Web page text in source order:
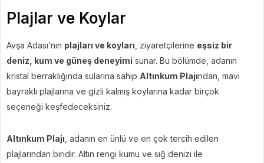
Plajlar ve Koylar
Avşa Adası’nın plajları ve koyları , ziyaretçilerine eşsiz bir
deniz, kum ve güneş deneyimi sunar. Bu bölümde, adanın
kristal berraklığında sularına sahip Altınkum Plajından, mavi
bayraklı plajlarına ve gizli kalmış koylarına kadar birçok
seçeneği keşfedeceksiniz.
Altınkum Plajı , adanın en ünlü ve en çok tercih edilen
plajlarından biridir. Altın rengi kumu ve sığ denizi ile